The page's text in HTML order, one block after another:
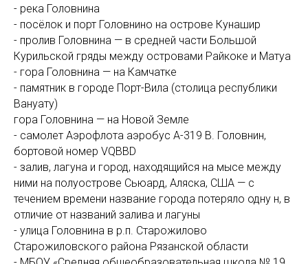
- река Головнина
- посёлок и порт Головнино на острове Кунашир
- пролив Головнина — в средней части Большой
Курильской гряды между островами Райкоке и Матуа
- гора Головнина — на Камчатке
- памятник в городе Порт-Вила (столица республики
Вануату)
гора Головнина — на Новой Земле
- самолет Аэрофлота аэробус А-319 В. Головнин,
бортовой номер VQBBD
- залив, лагуна и город, находящийся на мысе между
ними на полуострове Сьюард, Аляска, США — с
течением времени название города потеряло одну н, в
отличие от названий залива и лагуны
- улица Головнина в р.п. Старожилово
Старожиловского района Рязанской области